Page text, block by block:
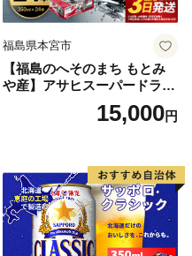
福島県本宮市
【福島のへそのまち もとみ
や産】アサヒスーパードライ
350ml×24本 合計8.4L 1ケー
ス アルコール度数5% 缶ビー
口 送料無料 カメイ 本宮市
【07214-0206】
15,000円